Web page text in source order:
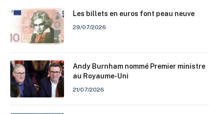
Les billets en euros font peau neuve
29/07/2026
Andy Burnham nommé Premier ministre
au Royaume-Uni
21/07/2026